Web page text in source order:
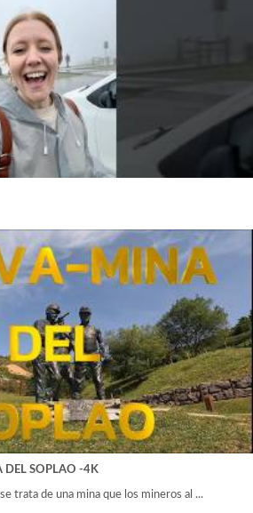
DEL SOPLAO -4K
trata de una mina que los mineros al ...